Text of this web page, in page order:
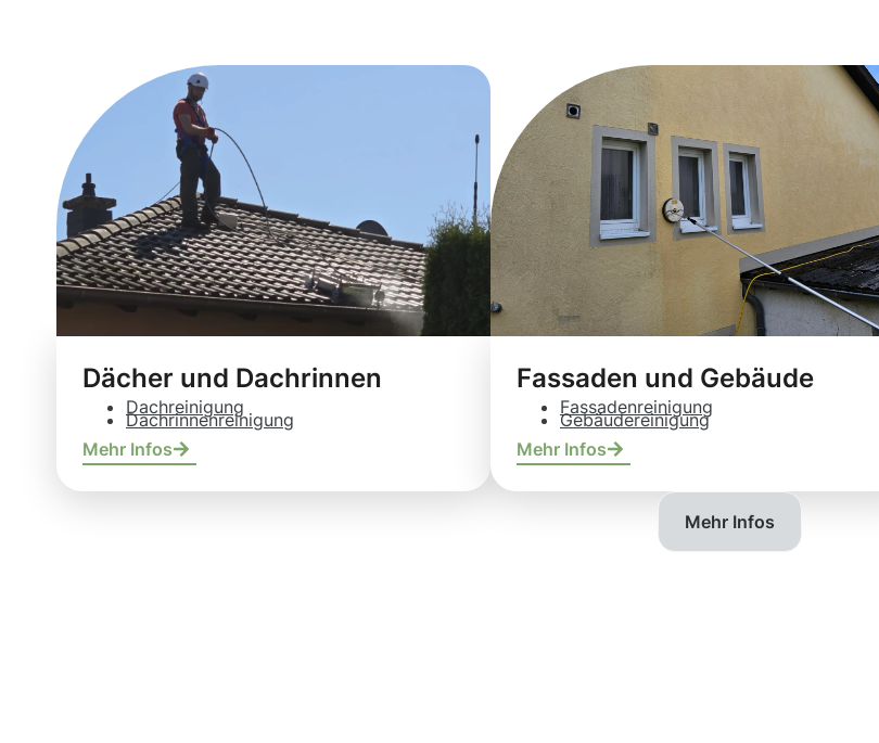
Dächer und Dachrinnen
Dachreinigung
Dachrinnenreinigung
Mehr Infos
Fassaden und Gebäude
Fassadenreinigung
Gebäudereinigung
Mehr Infos
Mehr Infos